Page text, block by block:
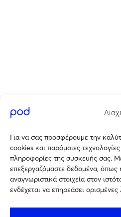
Για να σας προσφέρουμε την
cookies και παρόμοιες
πληροφορίες της συσκευής σας.
επεξεργαζόμαστε δεδομένα, όπως
αναγνωριστικά στοιχεία στον
ενδέχεται να επηρεάσει